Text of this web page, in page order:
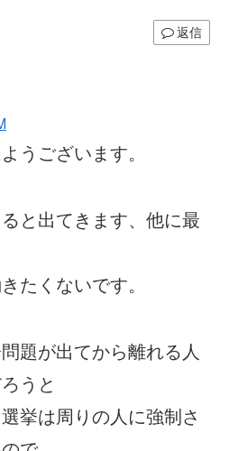
返信
うございます。
と出てきます、他に最
たくないです。
題が出てから離れる人
うと
挙は周りの人に強制さ